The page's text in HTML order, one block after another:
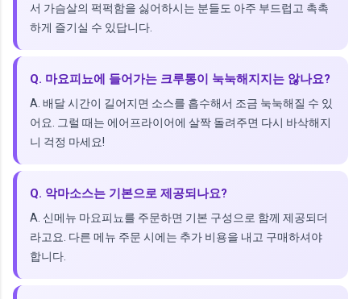
서 가슴살의 퍽퍽함을 싫어하시는 분들도 아주 부드럽고 촉촉
하게 즐기실 수 있답니다.
Q. 마요피뇨에 들어가는 크루통이 눅눅해지지는 않나요?
A. 배달 시간이 길어지면 소스를 흡수해서 조금 눅눅해질 수 있
어요. 그럴 때는 에어프라이어에 살짝 돌려주면 다시 바삭해지
니 걱정 마세요!
Q. 악마소스는 기본으로 제공되나요?
A. 신메뉴 마요피뇨를 주문하면 기본 구성으로 함께 제공되더
라고요. 다른 메뉴 주문 시에는 추가 비용을 내고 구매하셔야
합니다.